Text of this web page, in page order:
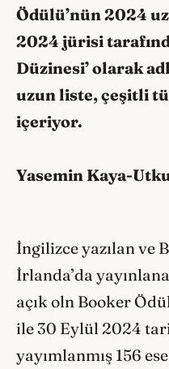
Ödülü’nün 2024
2024 jürisi
Düzinesi’ olarak
uzun liste, çeşitli
içeriyor.
Yasemin Kaya-
İngilizce yazılan ve
İrlanda’da
açık oln Booker
ile 30 Eylül 2024
yayımlanmış 156